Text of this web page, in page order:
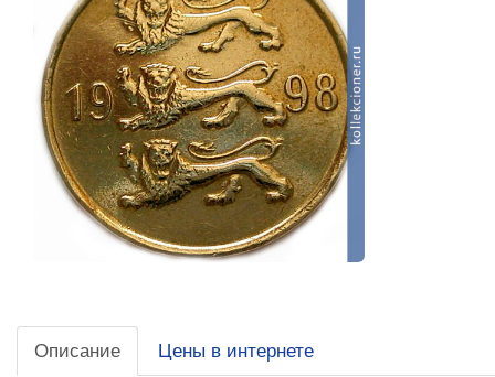
Описание Цены в интернете